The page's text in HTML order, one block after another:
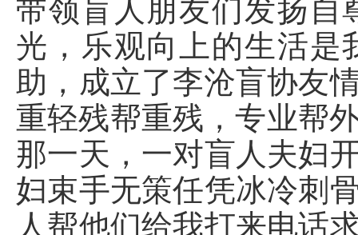
带领盲人朋友们发扬自
光，乐观向上的生活是
助，成立了李沧盲协友
重轻残帮重残，专业帮
那一天，一对盲人夫妇
妇束手无策任凭冰冷刺
人帮他们给我打来电话